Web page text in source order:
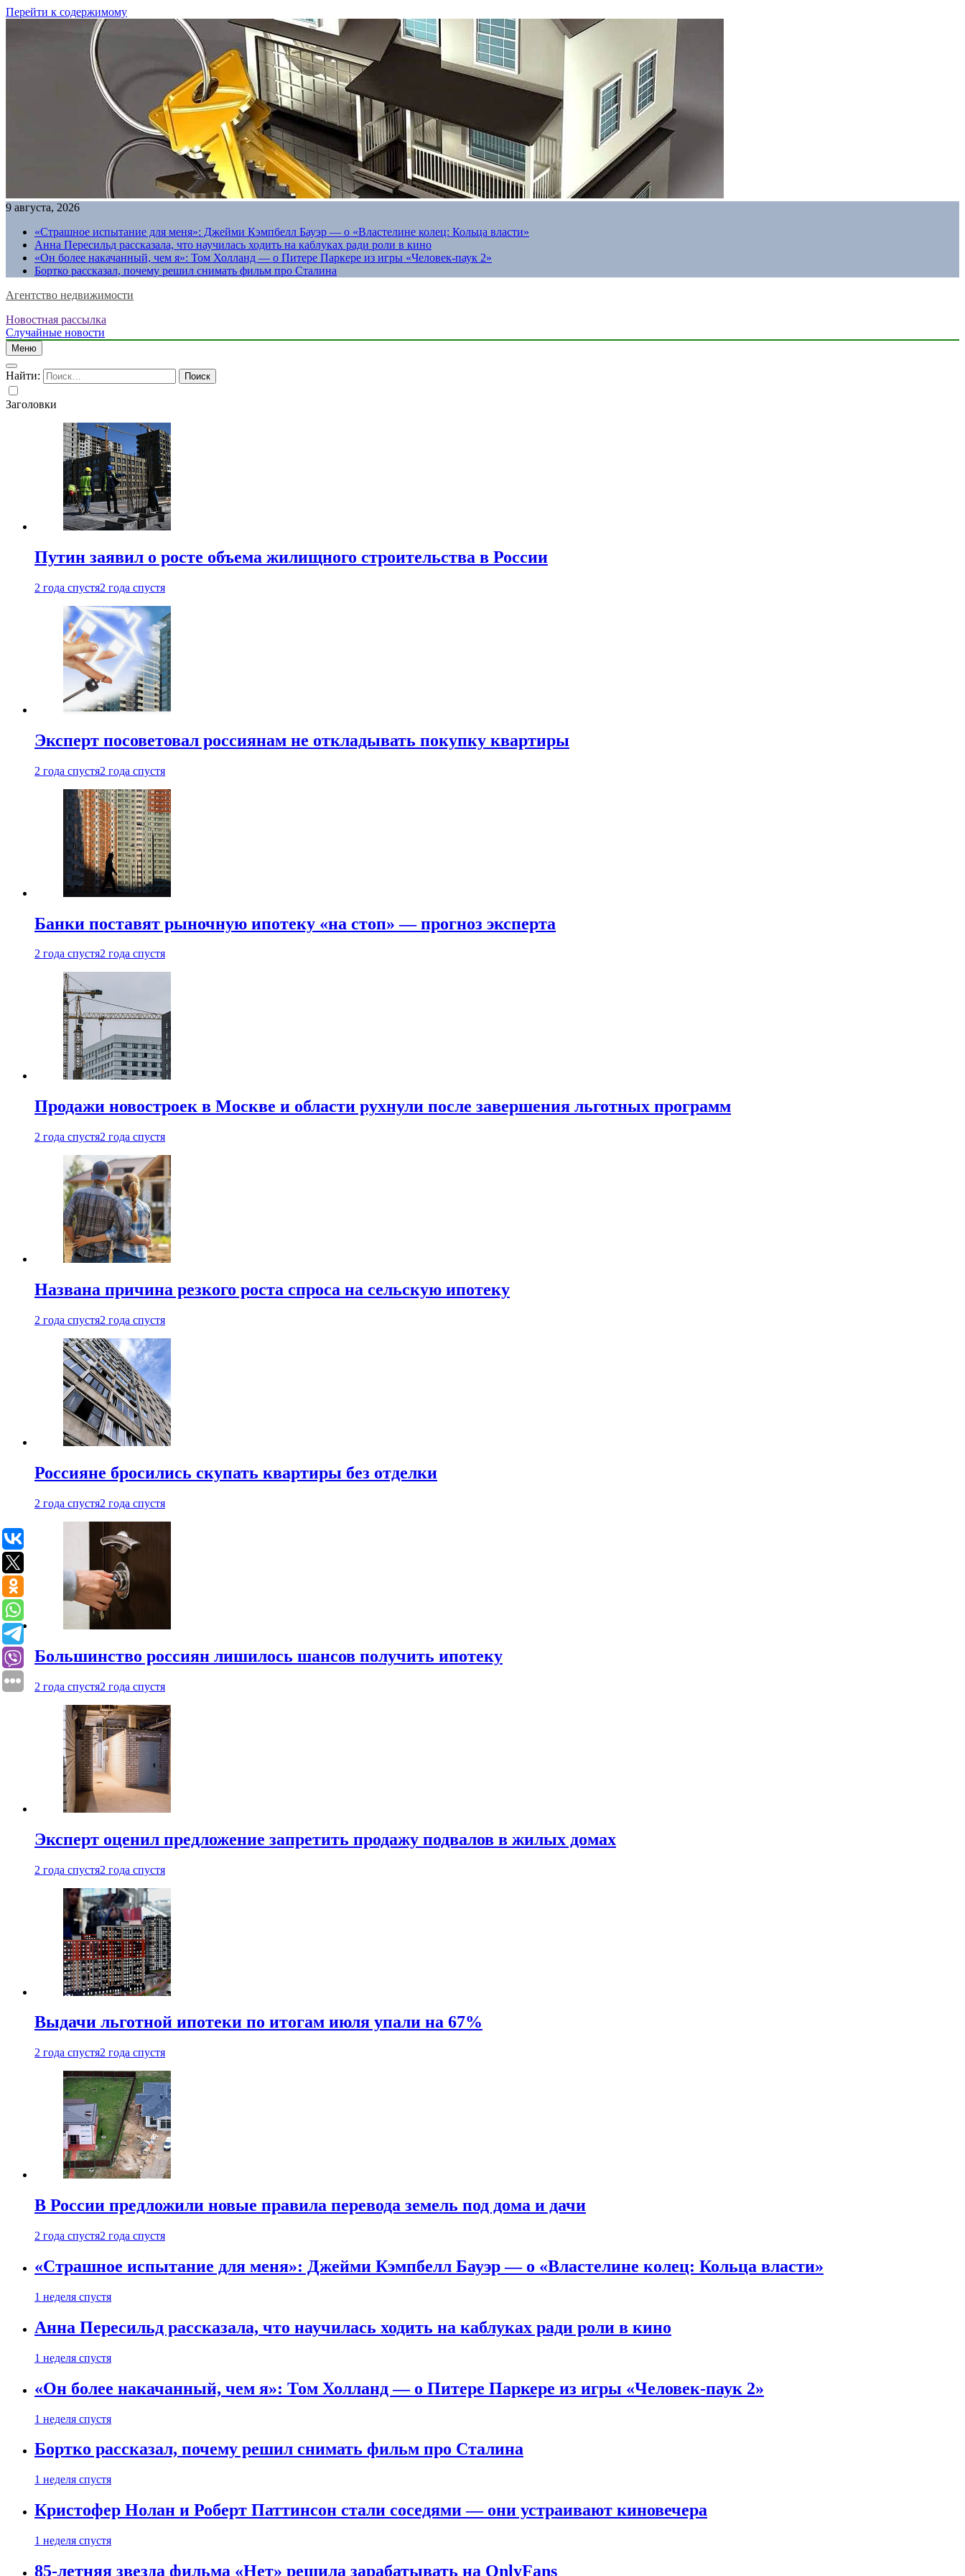
Перейти к содержимому
9 августа, 2026
«Страшное испытание для меня»: Джейми Кэмпбелл Бауэр — о «Властелине колец: Кольца власти»
Анна Пересильд рассказала, что научилась ходить на каблуках ради роли в кино
«Он более накачанный, чем я»: Том Холланд — о Питере Паркере из игры «Человек-паук 2»
Бортко рассказал, почему решил снимать фильм про Сталина
Агентство недвижимости
Новостная рассылка
Случайные новости
Меню
Найти:
Заголовки
Путин заявил о росте объема жилищного строительства в России
2 года спустя2 года спустя
Эксперт посоветовал россиянам не откладывать покупку квартиры
2 года спустя2 года спустя
Банки поставят рыночную ипотеку «на стоп» — прогноз эксперта
2 года спустя2 года спустя
Продажи новостроек в Москве и области рухнули после завершения льготных программ
2 года спустя2 года спустя
Названа причина резкого роста спроса на сельскую ипотеку
2 года спустя2 года спустя
Россияне бросились скупать квартиры без отделки
2 года спустя2 года спустя
Большинство россиян лишилось шансов получить ипотеку
2 года спустя2 года спустя
Эксперт оценил предложение запретить продажу подвалов в жилых домах
2 года спустя2 года спустя
Выдачи льготной ипотеки по итогам июля упали на 67%
2 года спустя2 года спустя
В России предложили новые правила перевода земель под дома и дачи
2 года спустя2 года спустя
«Страшное испытание для меня»: Джейми Кэмпбелл Бауэр — о «Властелине колец: Кольца власти»
1 неделя спустя
Анна Пересильд рассказала, что научилась ходить на каблуках ради роли в кино
1 неделя спустя
«Он более накачанный, чем я»: Том Холланд — о Питере Паркере из игры «Человек-паук 2»
1 неделя спустя
Бортко рассказал, почему решил снимать фильм про Сталина
1 неделя спустя
Кристофер Нолан и Роберт Паттинсон стали соседями — они устраивают киновечера
1 неделя спустя
85-летняя звезда фильма «Нет» решила зарабатывать на OnlyFans